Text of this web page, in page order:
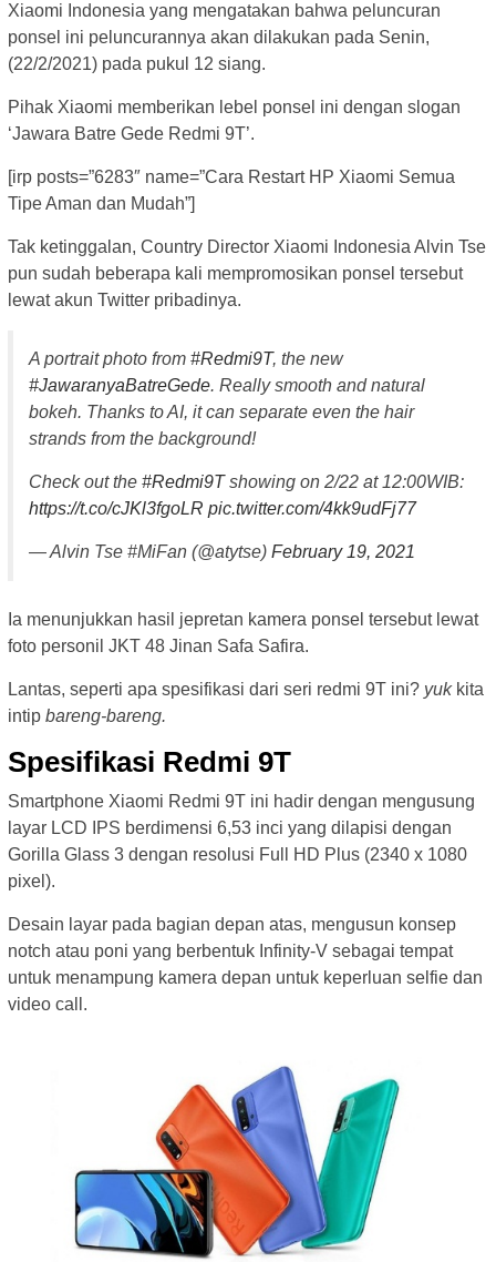
Xiaomi Indonesia yang mengatakan bahwa peluncuran
ponsel ini peluncurannya akan dilakukan pada Senin,
(22/2/2021) pada pukul 12 siang.
Pihak Xiaomi memberikan lebel ponsel ini dengan slogan
‘Jawara Batre Gede Redmi 9T’.
[irp posts=”6283″ name=”Cara Restart HP Xiaomi Semua
Tipe Aman dan Mudah”]
Tak ketinggalan, Country Director Xiaomi Indonesia Alvin Tse
pun sudah beberapa kali mempromosikan ponsel tersebut
lewat akun Twitter pribadinya.
A portrait photo from #Redmi9T, the new
#JawaranyaBatreGede. Really smooth and natural
bokeh. Thanks to AI, it can separate even the hair
strands from the background!
Check out the #Redmi9Tshowing on 2/22 at 12:00WIB:
https://t.co/cJKl3fgoLR pic.twitter.com/4kk9udFj77
— Alvin Tse #MiFan (@atytse) February 19, 2021
Ia menunjukkan hasil jepretan kamera ponsel tersebut lewat
foto personil JKT 48 Jinan Safa Safira.
Lantas, seperti apa spesifikasi dari seri redmi 9T ini? yukkita
intip bareng-bareng.
Spesifikasi Redmi 9T
Smartphone Xiaomi Redmi 9T ini hadir dengan mengusung
layar LCD IPS berdimensi 6,53 inci yang dilapisi dengan
Gorilla Glass 3 dengan resolusi Full HD Plus (2340 x 1080
pixel).
Desain layar pada bagian depan atas, mengusun konsep
notch atau poni yang berbentuk Infinity-V sebagai tempat
untuk menampung kamera depan untuk keperluan selfie dan
video call.